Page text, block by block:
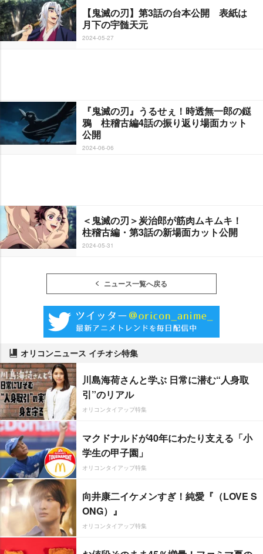
【鬼滅の刃】第3話の台本公開 表紙は
月下の宇髄天元
2024-05-27
『鬼滅の刃』うるせぇ！時透無一郎の鎹
鴉 柱稽古編4話の振り返り場面カット
公開
2024-06-06
＜鬼滅の刃＞炭治郎が筋肉ムキムキ！
柱稽古編・第3話の新場面カット公開
2024-05-31
ニュース一覧へ戻る
オリコンニュース イチオシ特集
川島海荷さんと学ぶ 日常に潜む“人身取
引”のリアル
オリコンタイアップ特集
マクドナルドが40年にわたり支える「小
学生の甲子園」
オリコンタイアップ特集
向井康二イケメンすぎ！純愛『（LOVE S
ONG）』
オリコンタイアップ特集